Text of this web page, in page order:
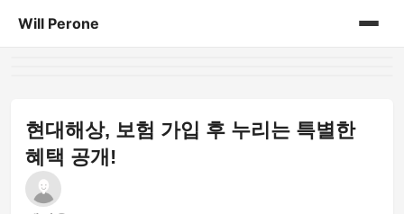
Will Perone
현대해상, 보험 가입 후 누리는 특별한
혜택 공개!